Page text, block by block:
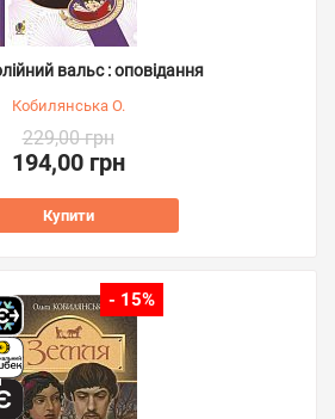
вальс : оповідання
Кобилянська О.
229,00 грн
194,00 грн
Купити
- 15%